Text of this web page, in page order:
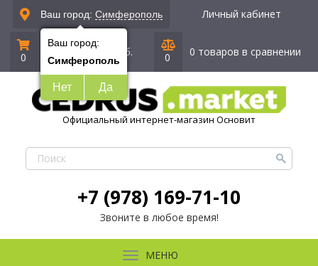
Ваш город: Симферополь
Ваш город:
Симферополь
Нет Да
Личный кабинет
0 0 позиций | 0 руб. 0 0 товаров в сравнении
Официальный интернет-магазин Основит
+7 (978) 169-71-10
Звоните в любое время!
МЕНЮ